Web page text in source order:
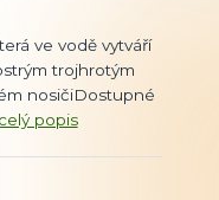
ve vodě vytváří
trojhrotým
nosičiDostupné
celý popis